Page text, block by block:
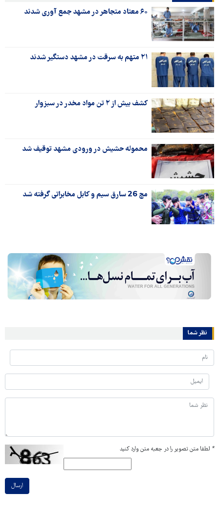
۶۰ معتاد متجاهر در مشهد جمع آوری شدند
٢١ متهم به سرقت در مشهد دستگیر شدند
کشف بیش از ٢ تن مواد مخدر در سبزوار
محموله حشیش در ورودی مشهد توقیف شد
مچ 26 سارق سیم و کابل مخابراتی گرفته شد
نظر شما
* لطفا متن تصویر را در جعبه متن وارد کنید
ارسال